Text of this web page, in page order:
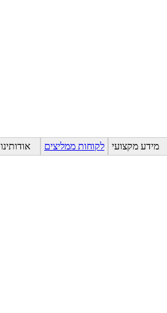
אודותינו לקוחות ממליצים מידע מקצועי